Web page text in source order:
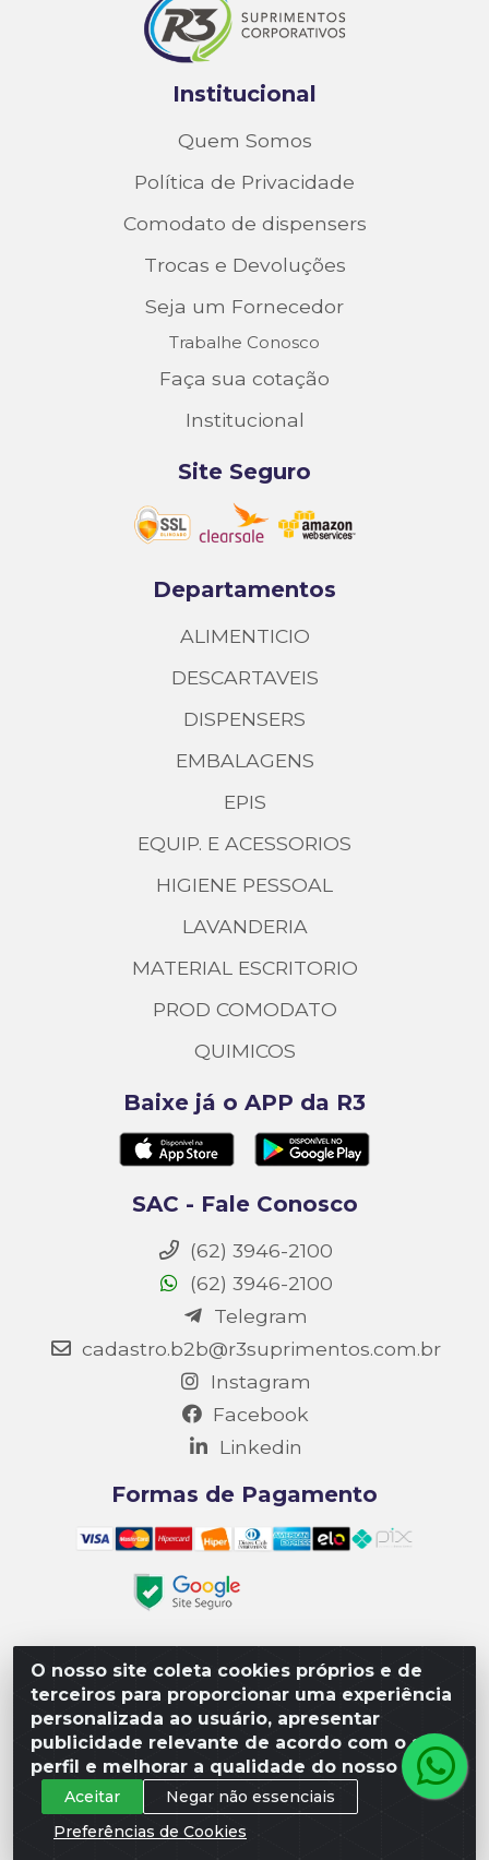
O nosso site coleta cookies próprios e de
terceiros para proporcionar uma experiência
personalizada ao usuário, apresentar
publicidade relevante de acordo com o seu
perfil e melhorar a qualidade do nosso site.
Aceitar
Negar não essenciais
Preferências de Cookies
Institucional
Quem Somos
Política de Privacidade
Comodato de dispensers
Trocas e Devoluções
Seja um Fornecedor
Trabalhe Conosco
Faça sua cotação
Institucional
Site Seguro
Departamentos
ALIMENTICIO
DESCARTAVEIS
DISPENSERS
EMBALAGENS
EPIS
EQUIP. E ACESSORIOS
HIGIENE PESSOAL
LAVANDERIA
MATERIAL ESCRITORIO
PROD COMODATO
QUIMICOS
Baixe já o APP da R3
SAC - Fale Conosco
(62) 3946-2100
(62) 3946-2100
Telegram
cadastro.b2b@r3suprimentos.com.br
Instagram
Facebook
Linkedin
Formas de Pagamento
Matriz R3 Suprimentos - Rua 14, Polo Empresarial Goiás
– Etapa III, Quadra: 15; Lote 04, Aparecida de
Goiânia/GO, CEP 74985-182. - CNPJ 10.641.901/0001-16